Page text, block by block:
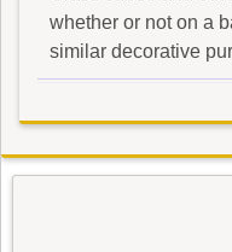
whether or not on a
similar decorative